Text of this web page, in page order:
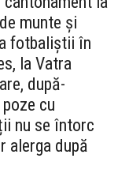
munte și
fotbaliștii în
la Vatra
după-
cu
nu se întorc
alerga după